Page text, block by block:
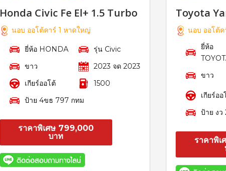
Honda Civic Fe El+ 1.5 Turbo
นอบ ออโต้คาร์ 1 หาดใหญ่
ยี่ห้อ HONDA
รุ่น Civic
ขาว
2023 จด 2023
เกียร์ออโต้
1500
ป้าย 4ขธ 797 กทม
ราคาพิเศษ 799,000
บาท
Toyota
นอบ ออโต้ค
ยี่ห้อ
ขาว
เกียร์ออ
ป้าย ง
ราคาพิ